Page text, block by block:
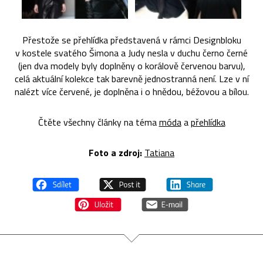
Přestože se přehlídka představená v rámci Designbloku
v kostele svatého Šimona a Judy nesla v duchu černo černé
(jen dva modely byly doplněny o korálově červenou barvu),
celá aktuální kolekce tak barevně jednostranná není. Lze v ní
nalézt více červené, je doplněna i o hnědou, béžovou a bílou.
Čtěte všechny články na témamódaapřehlídka
Foto a zdroj: Tatiana